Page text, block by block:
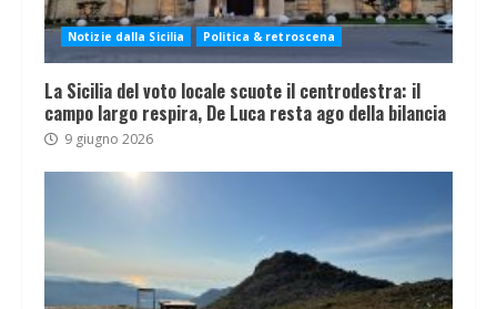
Notizie dalla Sicilia Politica & retroscena
La Sicilia del voto locale scuote il centrodestra: il
campo largo respira, De Luca resta ago della bilancia
9 giugno 2026